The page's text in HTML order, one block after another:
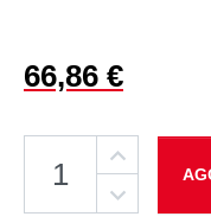
66,86 €